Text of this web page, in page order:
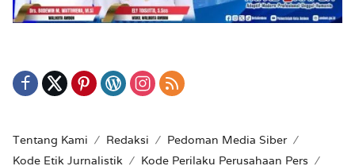
Tentang Kami Redaksi
Pedoman Media Siber
Kode Etik Jurnalistik
Kode Perilaku Perusahaan Pers